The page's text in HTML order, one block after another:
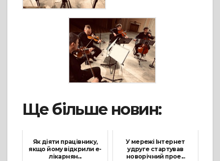
Ще більше новин:
Як діяти працівнику,
якщо йому відкрили е-
лікарнян...
У мережі Інтернет
удруге стартував
новорічний прое...